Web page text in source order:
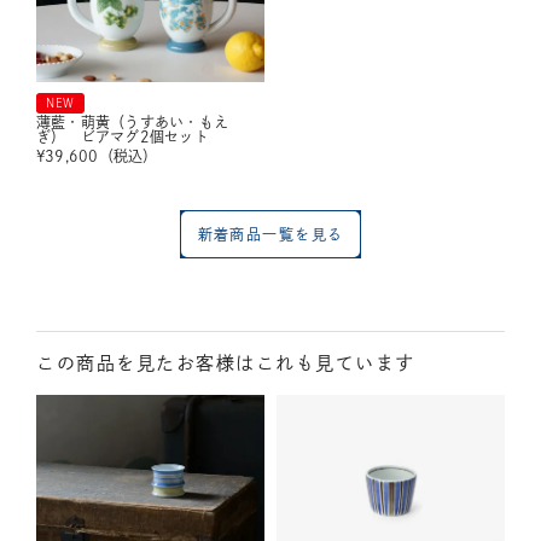
NEW
薄藍・萌黄（うすあい・もえ
ぎ） ビアマグ2個セット
¥39,600 （税込）
新着商品一覧を見る
この商品を見たお客様はこれも見ています